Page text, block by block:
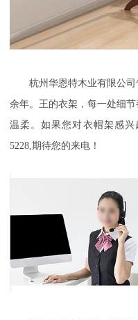
杭州华恩特木业有限公
余年。王的衣架，每一处细
温柔 。如果您对衣帽架感兴
5228,期待您的来电！